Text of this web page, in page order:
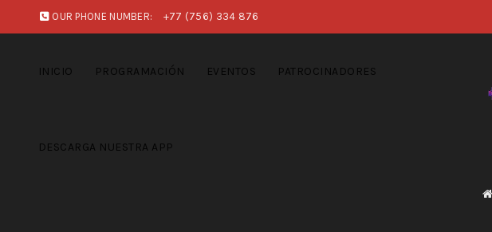
OUR PHONE NUMBER: +77 (756) 334 876
INICIO PROGRAMACIÓN EVENTOS PATROCINADORES
DESCARGA NUESTRA APP